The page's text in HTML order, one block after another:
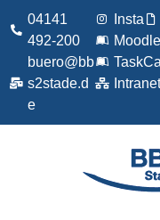
04141
492-200
buero@bb
s2stade.d
e
Insta
Moodle
Intranet